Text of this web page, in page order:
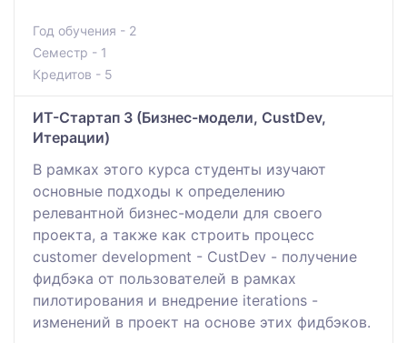
Год обучения - 2
Семестр - 1
Кредитов - 5
ИТ-Стартап 3 (Бизнес-модели, CustDev,
Итерации)
В рамках этого курса студенты изучают
основные подходы к определению
релевантной бизнес-модели для своего
проекта, а также как строить процесс
customer development - CustDev - получение
фидбэка от пользователей в рамках
пилотирования и внедрение iterations -
изменений в проект на основе этих фидбэков.